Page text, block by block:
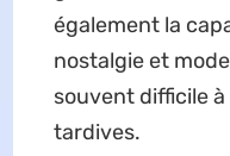
également la
nostalgie et
souvent difficile
tardives.